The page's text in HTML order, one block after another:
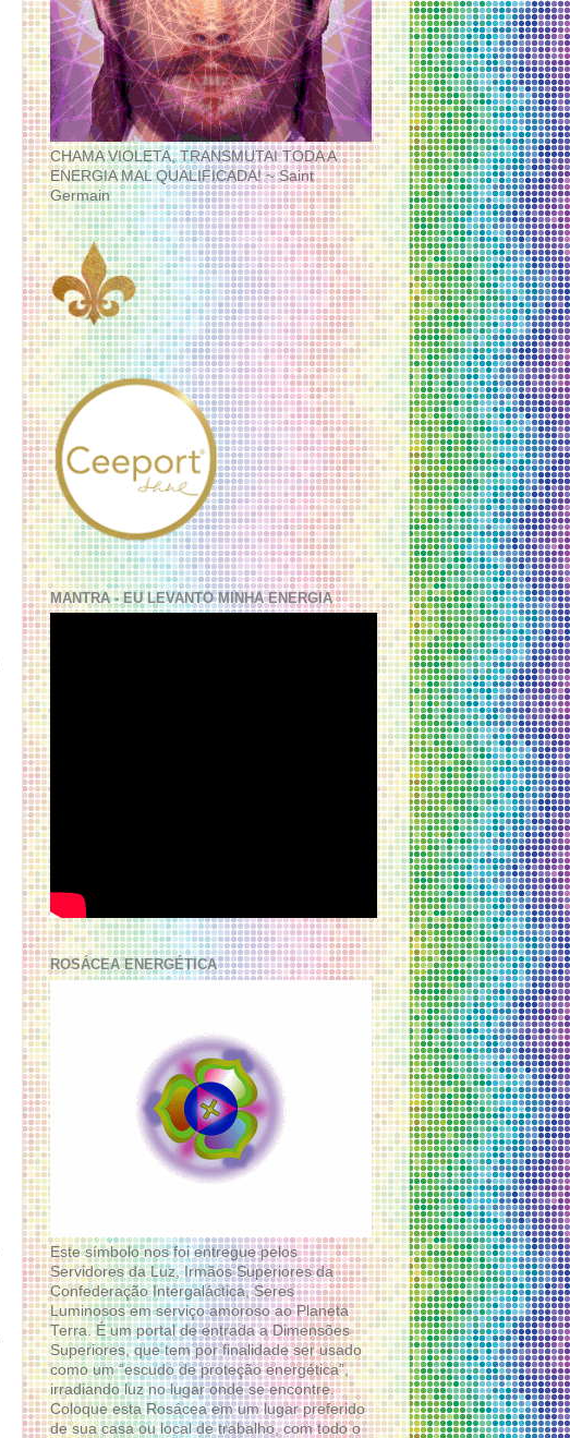
CHAMA VIOLETA, TRANSMUTAI TODA A
ENERGIA MAL QUALIFICADA! ~ Saint
Germain
MANTRA - EU LEVANTO MINHA ENERGIA
ROSÁCEA ENERGÉTICA
Este símbolo nos foi entregue pelos
Servidores da Luz, Irmãos Superiores da
Confederação Intergaláctica, Seres
Luminosos em serviço amoroso ao Planeta
Terra. É um portal de entrada a Dimensões
Superiores, que tem por finalidade ser usado
como um “escudo de proteção energética”,
irradiando luz no lugar onde se encontre.
Coloque esta Rosácea em um lugar preferido
de sua casa ou local de trabalho, com todo o